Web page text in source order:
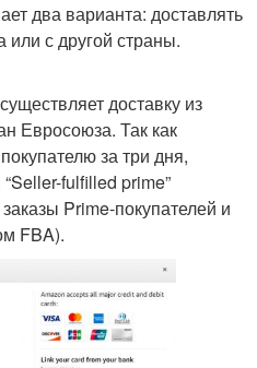
два варианта: доставлять
с другой страны.
доставку из
Евросоюза. Так как
за три дня,
fulfilled prime”
Prime-покупателей и
FBA).